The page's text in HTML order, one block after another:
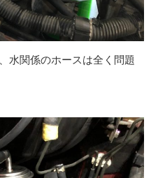
水関係のホースは全く問題